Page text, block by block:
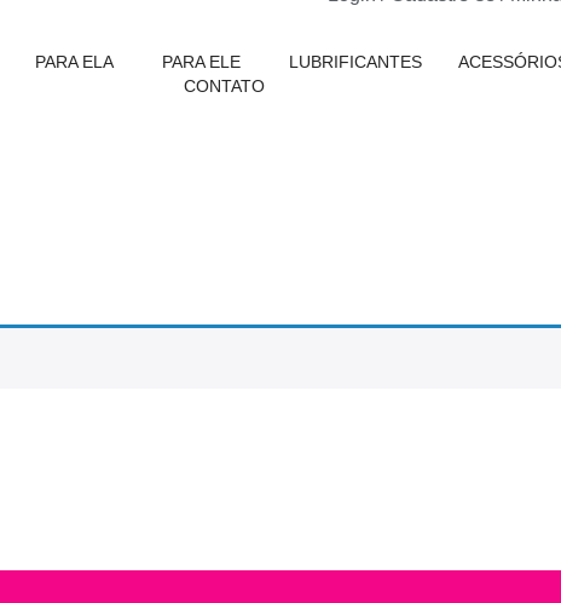
PARA ELA PARA ELE LUBRIFICANTES
CONTATO